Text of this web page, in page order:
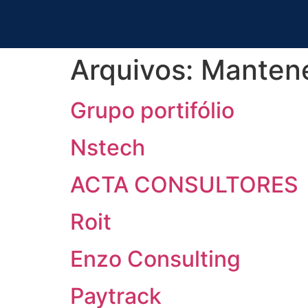
Arquivos:
Grupo portifólio
Nstech
ACTA CONSULTORES
Roit
Enzo Consulting
Paytrack